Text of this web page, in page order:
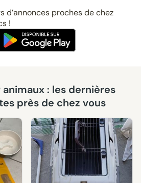
d’annonces proches de chez
!
près de chez vous